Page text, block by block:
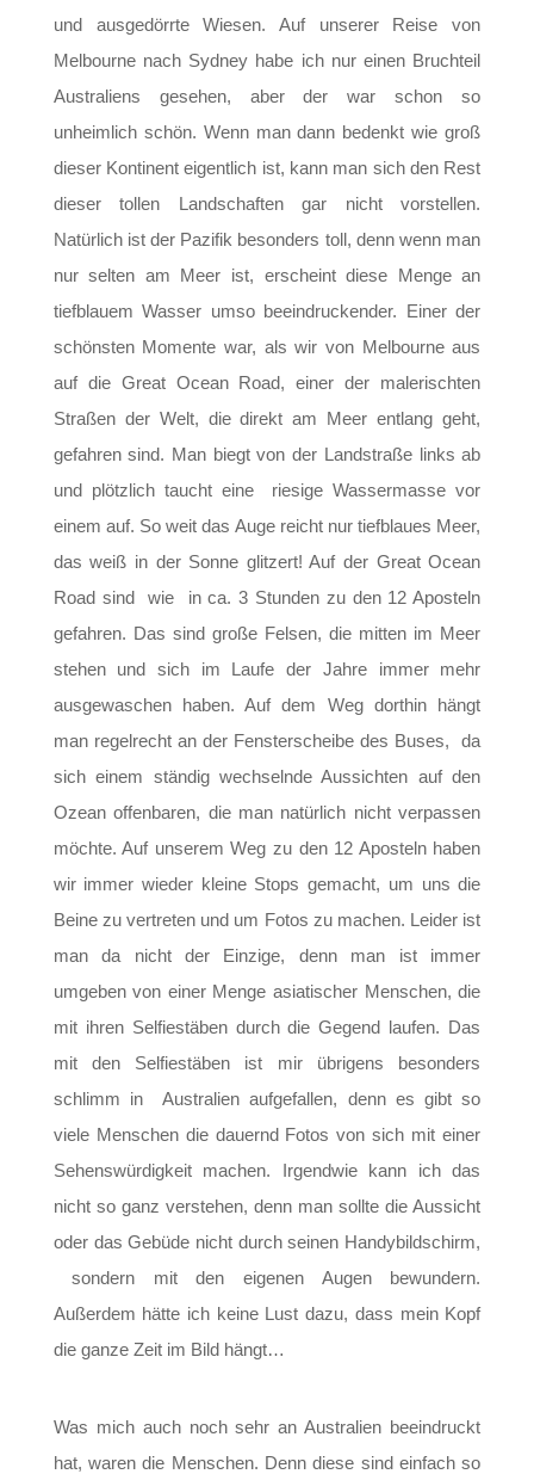
und ausgedörrte Wiesen. Auf unserer Reise von
Melbourne nach Sydney habe ich nur einen Bruchteil
Australiens gesehen, aber der war schon so
unheimlich schön. Wenn man dann bedenkt wie groß
dieser Kontinent eigentlich ist, kann man sich den Rest
dieser tollen Landschaften gar nicht vorstellen.
Natürlich ist der Pazifik besonders toll, denn wenn man
nur selten am Meer ist, erscheint diese Menge an
tiefblauem Wasser umso beeindruckender. Einer der
schönsten Momente war, als wir von Melbourne aus
auf die Great Ocean Road, einer der malerischten
Straßen der Welt, die direkt am Meer entlang geht,
gefahren sind. Man biegt von der Landstraße links ab
und plötzlich taucht eine riesige Wassermasse vor
einem auf. So weit das Auge reicht nur tiefblaues Meer,
das weiß in der Sonne glitzert! Auf der Great Ocean
Road sind wie in ca. 3 Stunden zu den 12 Aposteln
gefahren. Das sind große Felsen, die mitten im Meer
stehen und sich im Laufe der Jahre immer mehr
ausgewaschen haben. Auf dem Weg dorthin hängt
man regelrecht an der Fensterscheibe des Buses, da
sich einem ständig wechselnde Aussichten auf den
Ozean offenbaren, die man natürlich nicht verpassen
möchte. Auf unserem Weg zu den 12 Aposteln haben
wir immer wieder kleine Stops gemacht, um uns die
Beine zu vertreten und um Fotos zu machen. Leider ist
man da nicht der Einzige, denn man ist immer
umgeben von einer Menge asiatischer Menschen, die
mit ihren Selfiestäben durch die Gegend laufen. Das
mit den Selfiestäben ist mir übrigens besonders
schlimm in Australien aufgefallen, denn es gibt so
viele Menschen die dauernd Fotos von sich mit einer
Sehenswürdigkeit machen. Irgendwie kann ich das
nicht so ganz verstehen, denn man sollte die Aussicht
oder das Gebüde nicht durch seinen Handybildschirm,
sondern mit den eigenen Augen bewundern.
Außerdem hätte ich keine Lust dazu, dass mein Kopf
die ganze Zeit im Bild hängt…
Was mich auch noch sehr an Australien beeindruckt
hat, waren die Menschen. Denn diese sind einfach so